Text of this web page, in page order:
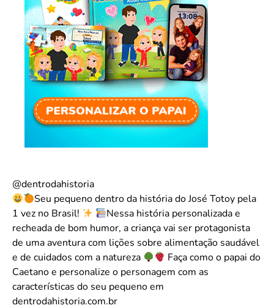
@dentrodahistoria
Seu pequeno dentro da história do José Totoy pela
1 vez no Brasil!
Nessa história personalizada e
recheada de bom humor, a criança vai ser protagonista
de uma aventura com lições sobre alimentação saudável
e de cuidados com a natureza
Faça como o papai do
Caetano e personalize o personagem com as
características do seu pequeno em
dentrodahistoria.com.br